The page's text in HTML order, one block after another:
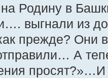
на Родину в
выгнали из
прежде? Они
А